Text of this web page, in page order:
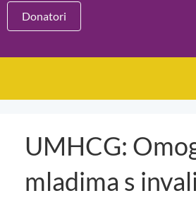
Donatori
UMHCG:
mladima s